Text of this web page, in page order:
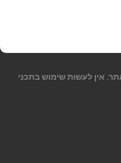
אין לעשות שימוש בתכני